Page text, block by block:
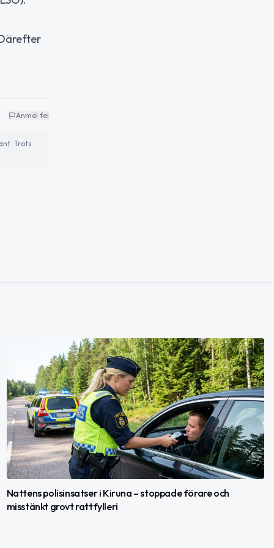
Anmäl fel
Trots
Nattens polisinsatser i Kiruna – stoppade förare och
misstänkt grovt rattfylleri